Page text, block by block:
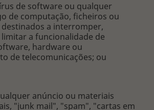
de software ou qualquer
de computação, ficheiros ou
a interromper,
a funcionalidade de
hardware ou
de telecomunicações; ou
anúncio ou materiais
"junk mail", "spam", "cartas em